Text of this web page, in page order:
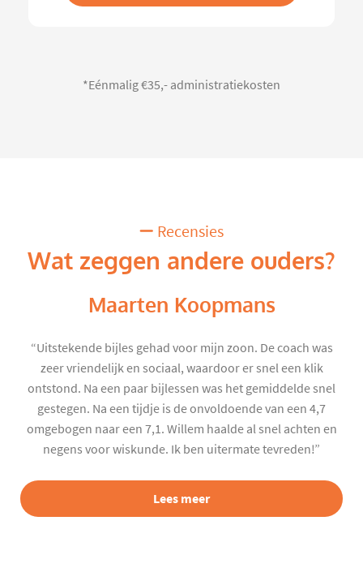
*Eénmalig €35,- administratiekosten
Recensies
Wat zeggen andere ouders?
Maarten Koopmans
“Uitstekende bijles gehad voor mijn zoon. De coach was
zeer vriendelijk en sociaal, waardoor er snel een klik
ontstond. Na een paar bijlessen was het gemiddelde snel
gestegen. Na een tijdje is de onvoldoende van een 4,7
omgebogen naar een 7,1. Willem haalde al snel achten en
negens voor wiskunde. Ik ben uitermate tevreden!”
Lees meer